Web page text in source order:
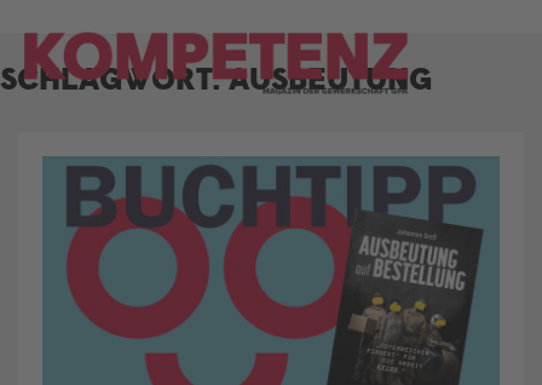
content
SCHLAGWORT:AUSBEUTUNG